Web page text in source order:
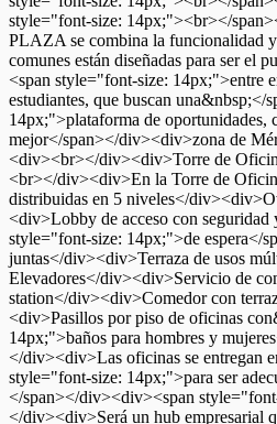
style="font-size: 14px;"><br></
PLAZA se combina la funcionalidad
comunes están diseñadas para ser el
<span style="font-size: 14px;">entre
estudiantes, que buscan una&nbsp;</
14px;">plataforma de oportunidades,
mejor</span></div><div>zona de
<div><br></div><div>Torre de
<br></div><div>En la Torre de
distribuidas en 5 niveles</
<div>Lobby de acceso con seguridad
style="font-size: 14px;">de espera</
juntas</div><div>Terraza de usos
Elevadores</div><div>Servicio de
station</div><div>Comedor con
<div>Pasillos por piso de oficinas
14px;">baños para hombres y
</div><div>Las oficinas se entregan
style="font-size: 14px;">para ser
</span></div><div><span
</div><div>Será un hub empresarial